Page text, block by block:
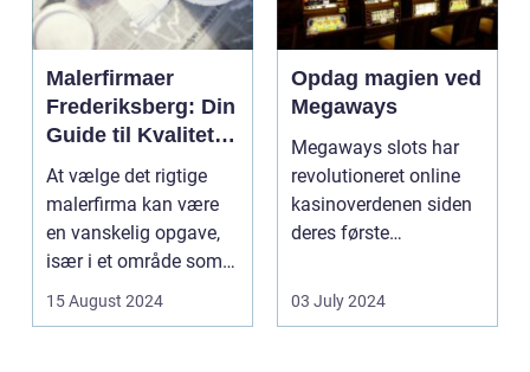
Malerfirmaer
Frederiksberg: Din
Guide til Kvalitet
og Service
At vælge det rigtige
malerfirma kan være
en vanskelig opgave,
især i et område som
Frederiksberg, hv...
15 August 2024
Opdag magien ved
Megaways
Megaways slots har
revolutioneret online
kasinoverdenen siden
deres første
spillea...
03 July 2024